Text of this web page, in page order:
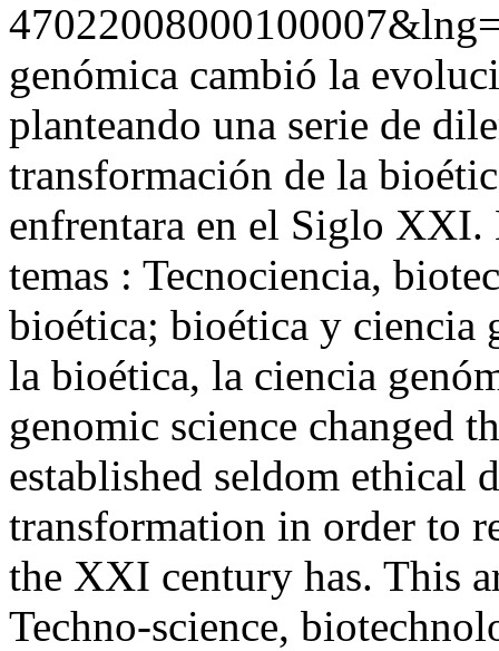
genómica cambió la
planteando una serie de
transformación de la
enfrentara en el Siglo XXI.
temas : Tecnociencia,
bioética; bioética y ciencia
la bioética, la ciencia
genomic science changed
established seldom ethical
transformation in order to
the XXI century has. This
Techno-science,